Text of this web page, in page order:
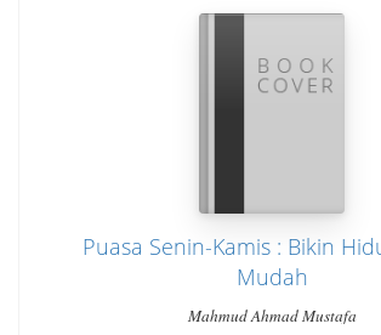
Puasa Senin-Kamis : Bikin
Mudah
Mahmud Ahmad Mustafa